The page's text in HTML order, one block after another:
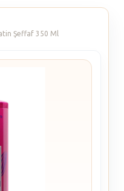
Şeffaf 350 Ml